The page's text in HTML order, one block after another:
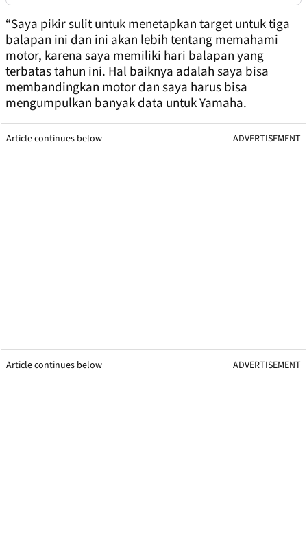
“Saya pikir sulit untuk menetapkan target untuk tiga
balapan ini dan ini akan lebih tentang memahami
motor, karena saya memiliki hari balapan yang
terbatas tahun ini. Hal baiknya adalah saya bisa
membandingkan motor dan saya harus bisa
mengumpulkan banyak data untuk Yamaha.
Article continues below ADVERTISEMENT
Article continues below ADVERTISEMENT